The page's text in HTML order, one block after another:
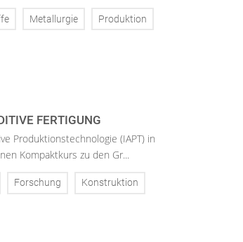
Metallurgie Produktion
FERTIGUNG
Produktionstechnologie (IAPT) in
Kompaktkurs zu den Gr...
Forschung Konstruktion